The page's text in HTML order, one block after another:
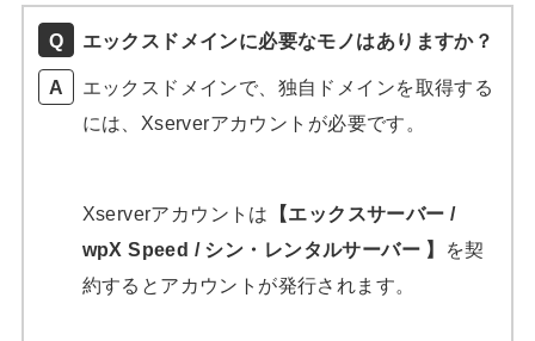
エックスドメインに必要なモノはありますか？
エックスドメインで、独自ドメインを取得する
には、Xserverアカウントが必要です。
Xserverアカウントは
【エックスサーバー /
wpX Speed / シン・レンタルサーバー 】
を契
約するとアカウントが発行されます。